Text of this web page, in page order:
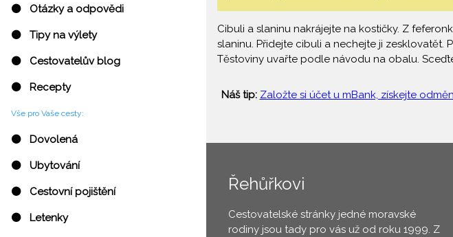
⚫ Otázky a odpovědi
⚫ Tipy na výlety
⚫ Cestovatelův blog
⚫ Recepty
Vše pro Vaše cesty:
⚫ Dovolená
⚫ Ubytování
⚫ Cestovní pojištění
⚫ Letenky
Cibuli a slaninu nakrájejte na kostičky. Z
slaninu. Přidejte cibuli a nechejte ji zesklovatět.
Těstoviny uvařte podle návodu na obalu.
Náš tip: Založte si účet u mBank, získejte
Řehůřkovi
Cestovatelské stránky jedné moravské
rodiny jsou tady pro vás už od roku 1999. Z